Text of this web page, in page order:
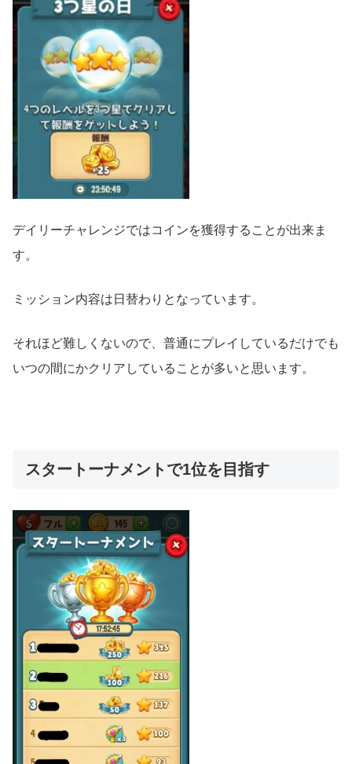
デイリーチャレンジではコインを獲得することが出来ま
す。
ミッション内容は日替わりとなっています。
それほど難しくないので、普通にプレイしているだけでも
いつの間にかクリアしていることが多いと思います。
スタートーナメントで1位を目指す